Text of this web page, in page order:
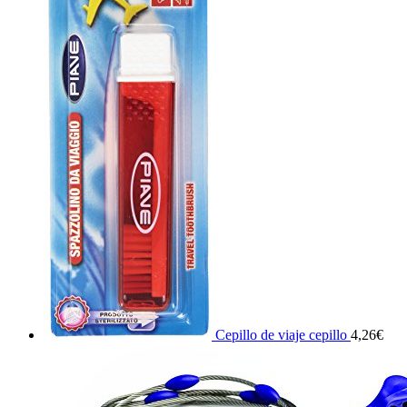
Cepillo de viaje cepillo 4,26€